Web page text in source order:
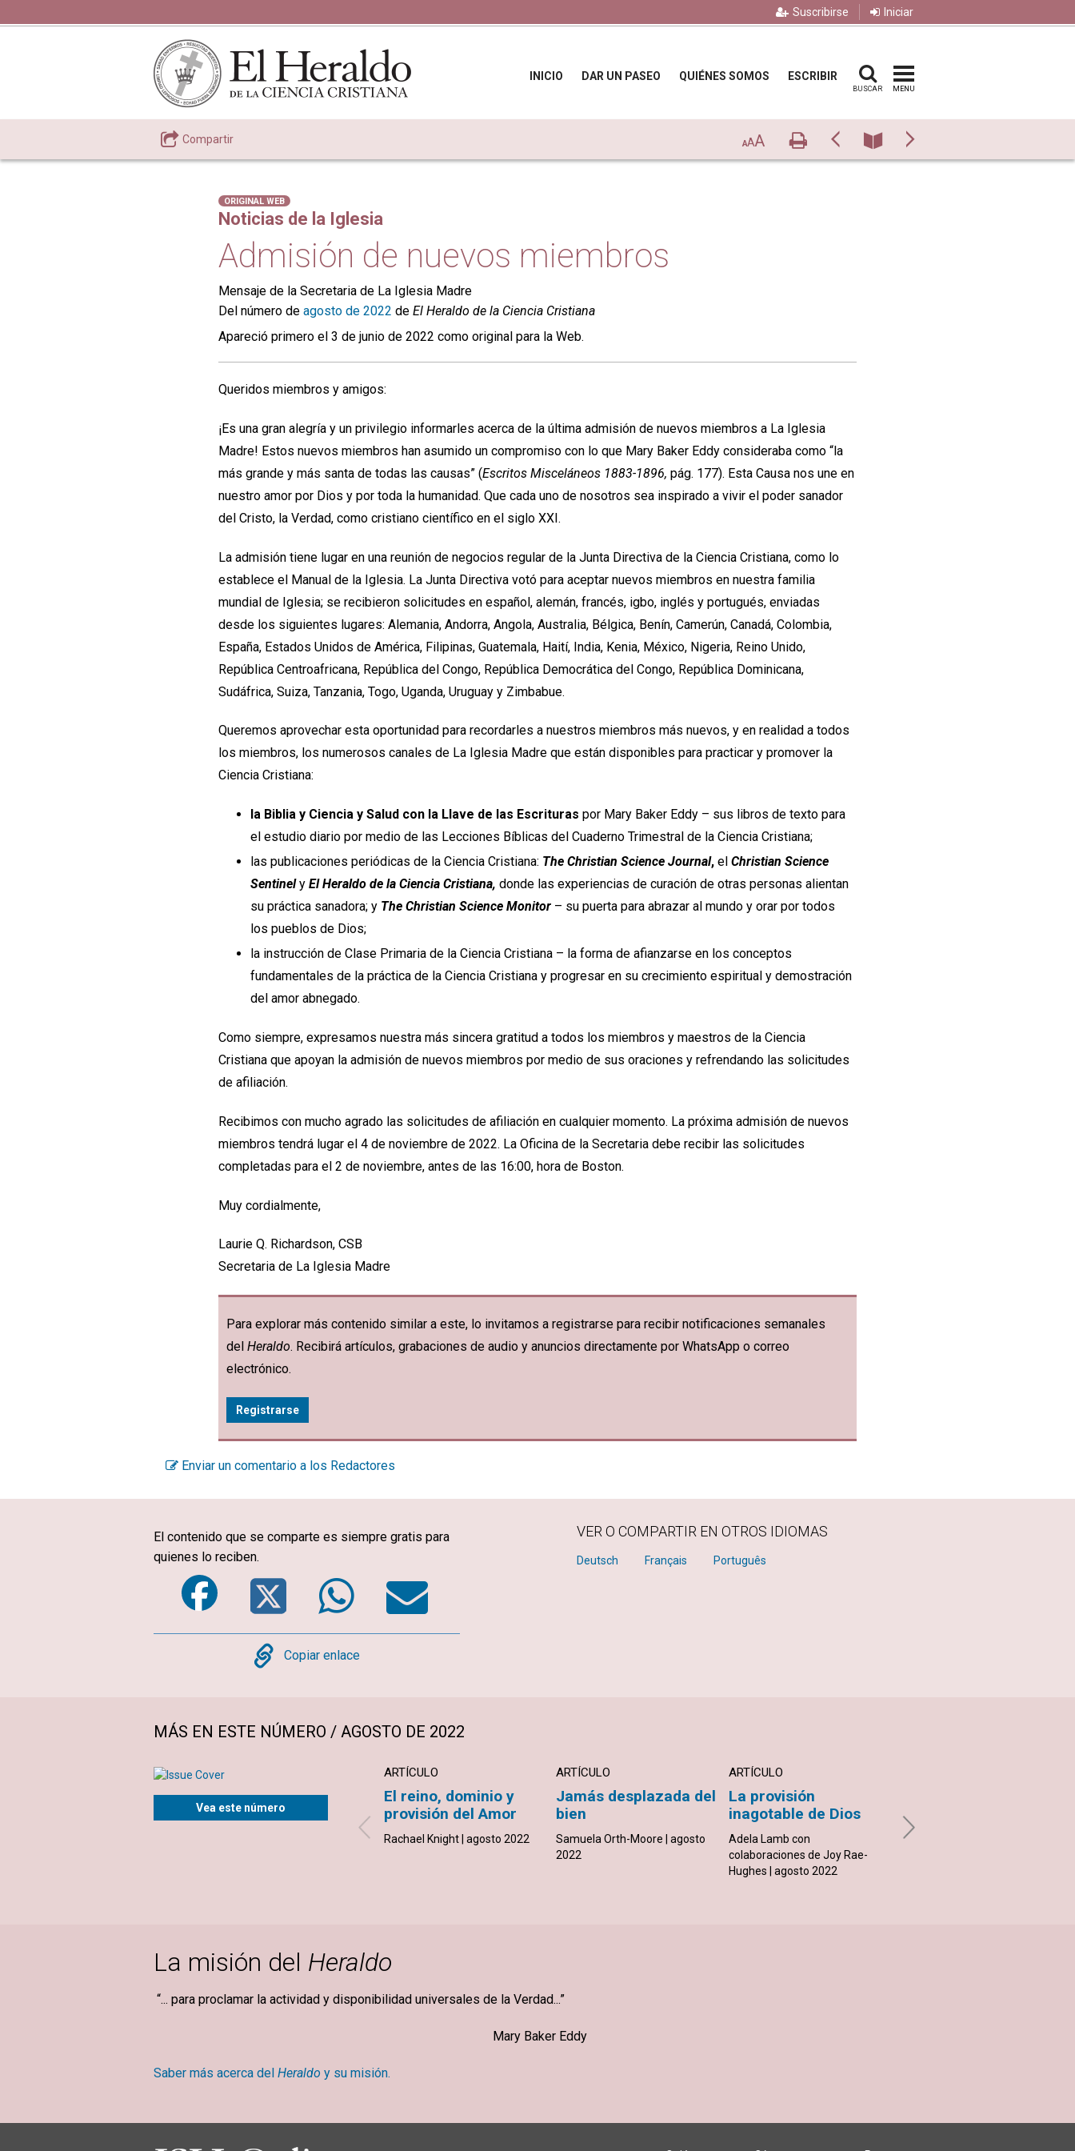
Suscribirse Iniciar
INICIO DAR UN PASEO QUIÉNES SOMOS ESCRIBIR
BUSCAR MENU
Compartir AAA ImprimirPrevio NúmeroSiguiente
ORIGINAL WEB
Noticias de la Iglesia
Admisión de nuevos miembros
Mensaje de la Secretaria de La Iglesia Madre
Del número de agosto de 2022 de El Heraldo de la Ciencia Cristiana
Apareció primero el 3 de junio de 2022 como original para la Web.
Queridos miembros y amigos:
¡Es una gran alegría y un privilegio informarles acerca de la última admisión de nuevos miembros a La Iglesia
Madre! Estos nuevos miembros han asumido un compromiso con lo que Mary Baker Eddy consideraba como “la
más grande y más santa de todas las causas” (Escritos Misceláneos 1883-1896, pág. 177). Esta Causa nos une en
nuestro amor por Dios y por toda la humanidad. Que cada uno de nosotros sea inspirado a vivir el poder sanador
del Cristo, la Verdad, como cristiano científico en el siglo XXI.
La admisión tiene lugar en una reunión de negocios regular de la Junta Directiva de la Ciencia Cristiana, como lo
establece el Manual de la Iglesia. La Junta Directiva votó para aceptar nuevos miembros en nuestra familia
mundial de Iglesia; se recibieron solicitudes en español, alemán, francés, igbo, inglés y portugués, enviadas
desde los siguientes lugares: Alemania, Andorra, Angola, Australia, Bélgica, Benín, Camerún, Canadá, Colombia,
España, Estados Unidos de América, Filipinas, Guatemala, Haití, India, Kenia, México, Nigeria, Reino Unido,
República Centroafricana, República del Congo, República Democrática del Congo, República Dominicana,
Sudáfrica, Suiza, Tanzania, Togo, Uganda, Uruguay y Zimbabue.
Queremos aprovechar esta oportunidad para recordarles a nuestros miembros más nuevos, y en realidad a todos
los miembros, los numerosos canales de La Iglesia Madre que están disponibles para practicar y promover la
Ciencia Cristiana:
la Biblia y Ciencia y Salud con la Llave de las Escrituras por Mary Baker Eddy – sus libros de texto para
el estudio diario por medio de las Lecciones Bíblicas del Cuaderno Trimestral de la Ciencia Cristiana;
las publicaciones periódicas de la Ciencia Cristiana: The Christian Science Journal, el Christian Science
Sentinel y El Heraldo de la Ciencia Cristiana, donde las experiencias de curación de otras personas alientan
su práctica sanadora; y The Christian Science Monitor – su puerta para abrazar al mundo y orar por todos
los pueblos de Dios;
la instrucción de Clase Primaria de la Ciencia Cristiana – la forma de afianzarse en los conceptos
fundamentales de la práctica de la Ciencia Cristiana y progresar en su crecimiento espiritual y demostración
del amor abnegado.
Como siempre, expresamos nuestra más sincera gratitud a todos los miembros y maestros de la Ciencia
Cristiana que apoyan la admisión de nuevos miembros por medio de sus oraciones y refrendando las solicitudes
de afiliación.
Recibimos con mucho agrado las solicitudes de afiliación en cualquier momento. La próxima admisión de nuevos
miembros tendrá lugar el 4 de noviembre de 2022. La Oficina de la Secretaria debe recibir las solicitudes
completadas para el 2 de noviembre, antes de las 16:00, hora de Boston.
Muy cordialmente,
Laurie Q. Richardson, CSB
Secretaria de La Iglesia Madre
Para explorar más contenido similar a este, lo invitamos a registrarse para recibir notificaciones semanales
del Heraldo. Recibirá artículos, grabaciones de audio y anuncios directamente por WhatsApp o correo
electrónico.
Registrarse
Enviar un comentario a los Redactores
El contenido que se comparte es siempre gratis para
quienes lo reciben.
FacebookTwitterWhatsApp
Email
Copy
Copiar enlace
VER O COMPARTIR EN OTROS IDIOMAS
Deutsch Français Português
MÁS EN ESTE NÚMERO / AGOSTO DE 2022
Vea este número
ARTÍCULO
El reino, dominio y
provisión del Amor
Rachael Knight | agosto 2022
ARTÍCULO
Jamás desplazada del
bien
Samuela Orth-Moore | agosto
2022
ARTÍCULO
La provisión
inagotable de Dios
Adela Lamb con
colaboraciones de Joy Rae-
Hughes | agosto 2022
a otros
Sandy Sandberg | agosto 2022
La misión del Heraldo
“... para proclamar la actividad y disponibilidad universales de la Verdad...”
Mary Baker Eddy
Saber más acerca del Heraldo y su misión.